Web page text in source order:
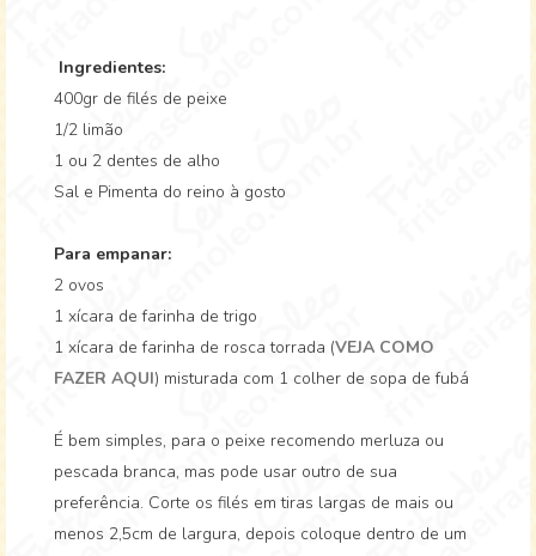
Ingredientes:
400gr de filés de peixe
1/2 limão
1 ou 2 dentes de alho
Sal e Pimenta do reino à gosto
Para empanar:
2 ovos
1 xícara de farinha de trigo
1 xícara de farinha de rosca torrada (VEJA COMO
FAZER AQUI) misturada com 1 colher de sopa de fubá
É bem simples, para o peixe recomendo merluza ou
pescada branca, mas pode usar outro de sua
preferência. Corte os filés em tiras largas de mais ou
menos 2,5cm de largura, depois coloque dentro de um